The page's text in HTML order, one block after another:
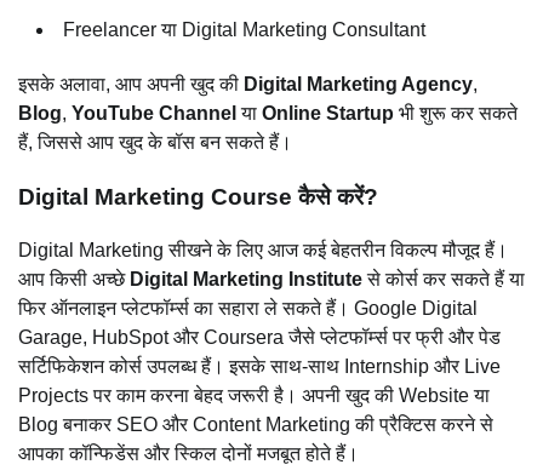
Freelancer या Digital Marketing Consultant
इसके अलावा, आप अपनी खुद की Digital Marketing Agency,
Blog, YouTube Channel या Online Startup भी शुरू कर सकते
हैं, जिससे आप खुद के बॉस बन सकते हैं।
Digital Marketing Course कैसे करें?
Digital Marketing सीखने के लिए आज कई बेहतरीन विकल्प मौजूद हैं।
आप किसी अच्छे Digital Marketing Instituteसे कोर्स कर सकते हैं या
फिर ऑनलाइन प्लेटफॉर्म्स का सहारा ले सकते हैं। Google Digital
Garage, HubSpot और Coursera जैसे प्लेटफॉर्म्स पर फ्री और पेड
सर्टिफिकेशन कोर्स उपलब्ध हैं। इसके साथ-साथ Internship और Live
Projects पर काम करना बेहद जरूरी है। अपनी खुद की Website या
Blog बनाकर SEO और Content Marketing की प्रैक्टिस करने से
आपका कॉन्फिडेंस और स्किल दोनों मजबूत होते हैं।